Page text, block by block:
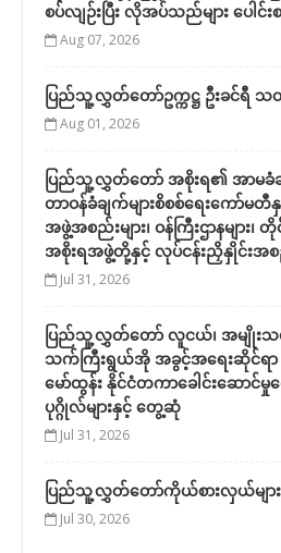
စပ်လျဉ်းပြီး လိုအပ်သည်များ ပေါင်း
Aug 07, 2026
ပြည်သူ့လွှတ်တော်ဥက္ကဋ္ဌ ဦးခင်ရီ သ
Aug 01, 2026
ပြည်သူ့လွှတ်တော် အစိုးရ၏ အာမခံချ
တာဝန်ခံချက်များစိစစ်ရေးကော်မ
အဖွဲ့အစည်းများ၊ ဝန်ကြီးဌာနများ
အစိုးရအဖွဲ့တို့နှင့် လုပ်ငန်းညှိနှိုင်းအစ
Jul 31, 2026
ပြည်သူ့လွှတ်တော် လူငယ်၊ အမျိုးသ
သက်ကြီးရွယ်အို အခွင့်အရေးဆိုင်ရာ က
မော်ထွန်း နိုင်ငံတကာခေါင်းဆောင်မှု
ပုဂ္ဂိုလ်များနှင့် တွေ့ဆုံ
Jul 31, 2026
ပြည်သူ့လွှတ်တော်ကိုယ်စားလှယ်များမေ
Jul 30, 2026